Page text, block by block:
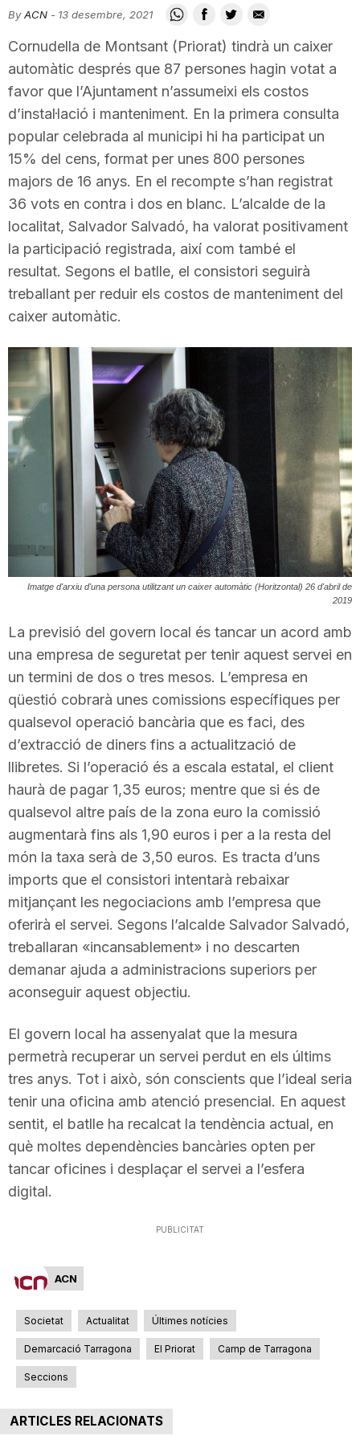
i
u
t
t
d
e
T
a
g
o
a
By ACN - 13 desembre, 2021
Cornudella de Montsant (Priorat) tindrà un caixer
automàtic després que 87 persones hagin votat a
favor que l’Ajuntament n’assumeixi els costos
d’instal·lació i manteniment. En la primera consulta
popular celebrada al municipi hi ha participat un
15% del cens, format per unes 800 persones
majors de 16 anys. En el recompte s’han registrat
36 vots en contra i dos en blanc. L’alcalde de la
localitat, Salvador Salvadó, ha valorat positivament
la participació registrada, així com també el
resultat. Segons el batlle, el consistori seguirà
treballant per reduir els costos de manteniment del
caixer automàtic.
Imatge d'arxiu d'una persona utilitzant un caixer automàtic (Horitzontal) 26 d'abril de
2019
La previsió del govern local és tancar un acord amb
una empresa de seguretat per tenir aquest servei en
un termini de dos o tres mesos. L’empresa en
qüestió cobrarà unes comissions específiques per
qualsevol operació bancària que es faci, des
d’extracció de diners fins a actualització de
llibretes. Si l’operació és a escala estatal, el client
haurà de pagar 1,35 euros; mentre que si és de
qualsevol altre país de la zona euro la comissió
augmentarà fins als 1,90 euros i per a la resta del
món la taxa serà de 3,50 euros. Es tracta d’uns
imports que el consistori intentarà rebaixar
mitjançant les negociacions amb l’empresa que
oferirà el servei. Segons l’alcalde Salvador Salvadó,
treballaran «incansablement» i no descarten
demanar ajuda a administracions superiors per
aconseguir aquest objectiu.
El govern local ha assenyalat que la mesura
permetrà recuperar un servei perdut en els últims
tres anys. Tot i això, són conscients que l’ideal seria
tenir una oficina amb atenció presencial. En aquest
sentit, el batlle ha recalcat la tendència actual, en
què moltes dependències bancàries opten per
tancar oficines i desplaçar el servei a l’esfera
digital.
PUBLICITAT
ACN
Societat Actualitat Últimes notícies
Demarcació Tarragona El Priorat Camp de Tarragona
Seccions
ARTICLES RELACIONATS